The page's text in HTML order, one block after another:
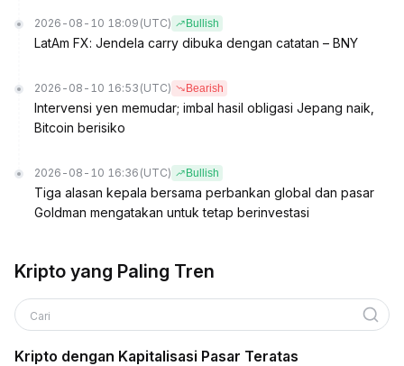
2026-08-10 18:09 (UTC) Bullish
LatAm FX: Jendela carry dibuka dengan catatan – BNY
2026-08-10 16:53 (UTC) Bearish
Intervensi yen memudar; imbal hasil obligasi Jepang naik,
Bitcoin berisiko
2026-08-10 16:36 (UTC) Bullish
Tiga alasan kepala bersama perbankan global dan pasar
Goldman mengatakan untuk tetap berinvestasi
Kripto yang Paling Tren
Cari
Kripto dengan Kapitalisasi Pasar Teratas